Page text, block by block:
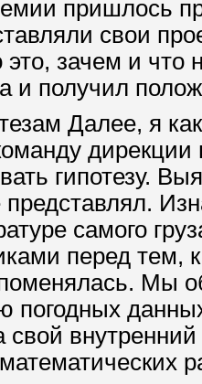
пришлось
свои
это, зачем и
и получил
Далее, я
гипотезу.
самого
перед тем,
Мы
погодных
свой